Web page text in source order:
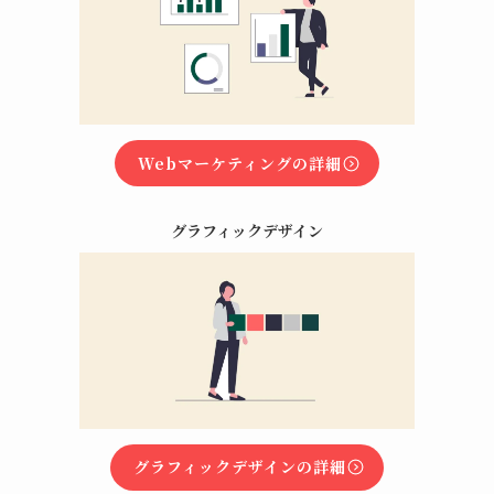
Webマーケティングの詳細
グラフィックデザイン
グラフィックデザインの詳細